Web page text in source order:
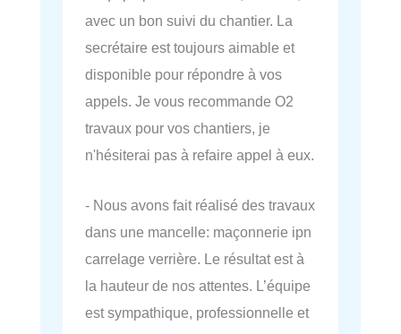
avec un bon suivi du chantier. La
secrétaire est toujours aimable et
disponible pour répondre à vos
appels. Je vous recommande O2
travaux pour vos chantiers, je
n'hésiterai pas à refaire appel à eux.
- Nous avons fait réalisé des travaux
dans une mancelle: maçonnerie ipn
carrelage verrière. Le résultat est à
la hauteur de nos attentes. L’équipe
est sympathique, professionnelle et